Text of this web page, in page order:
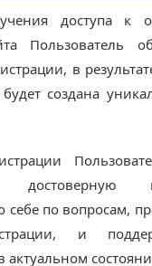
доступа к
Пользователь
в
создана
по вопросам,
и